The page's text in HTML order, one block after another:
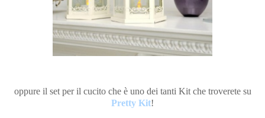
oppure il set per il cucito che è uno dei tanti Kit che troverete su
Pretty Kit!